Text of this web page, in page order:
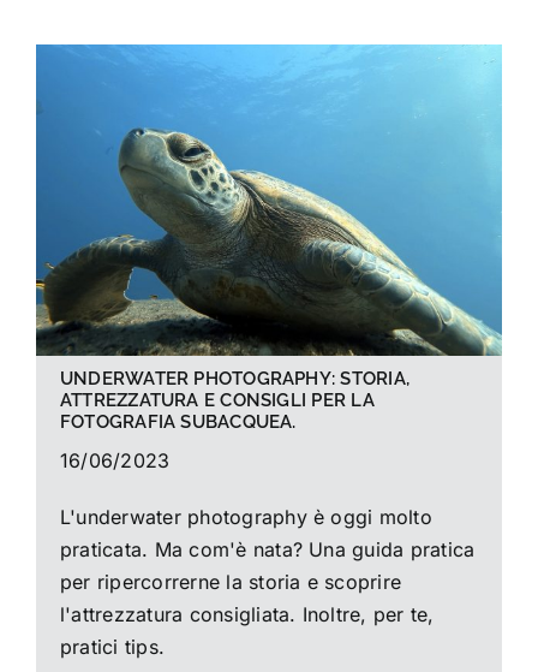
UNDERWATER PHOTOGRAPHY: STORIA,
ATTREZZATURA E CONSIGLI PER LA
FOTOGRAFIA SUBACQUEA.
16/06/2023
L'underwater photography è oggi molto
praticata. Ma com'è nata? Una guida pratica
per ripercorrerne la storia e scoprire
l'attrezzatura consigliata. Inoltre, per te,
pratici tips.